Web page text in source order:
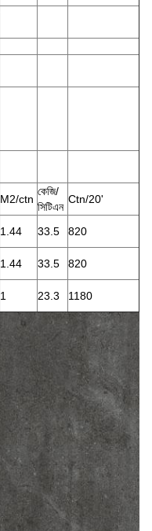
M2/ctn
কেজি/
সিটিএন
Ctn/20'
1.44 33.5
820
1.44 33.5
820
1 23.3 1180